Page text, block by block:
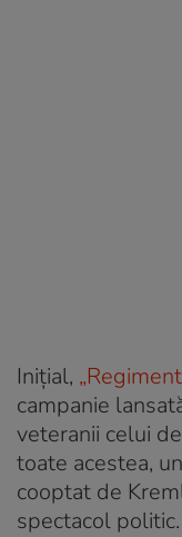
Inițial,
campanie
veteranii celui
toate acestea,
cooptat de
spectacol politic.